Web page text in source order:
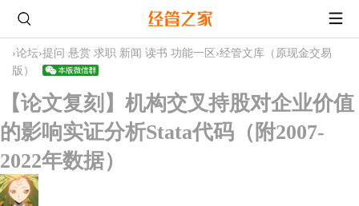
›论坛›提问 悬赏 求职 新闻 读书 功能一区 ›经管文库（原现金交易
版）
【论文复刻】机构交叉持股对企业价值
的影响实证分析Stata代码（附2007-
2022年数据）